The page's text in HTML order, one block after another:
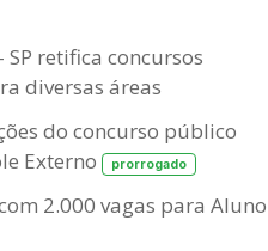
retifica concursos
diversas áreas
do concurso público
Externo
prorrogado
2.000 vagas para